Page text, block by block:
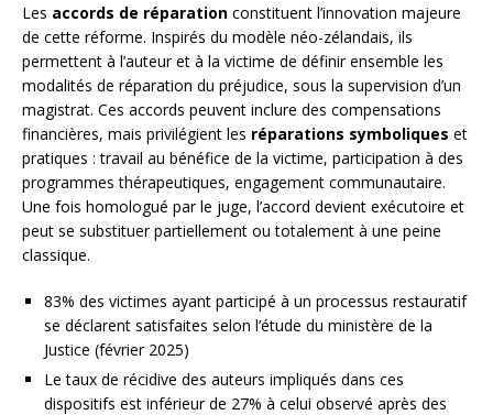
Les accords de réparation constituent l’innovation majeure
de cette réforme. Inspirés du modèle néo-zélandais, ils
permettent à l’auteur et à la victime de définir ensemble les
modalités de réparation du préjudice, sous la supervision d’un
magistrat. Ces accords peuvent inclure des compensations
financières, mais privilégient les réparations symboliques et
pratiques : travail au bénéfice de la victime, participation à des
programmes thérapeutiques, engagement communautaire.
Une fois homologué par le juge, l’accord devient exécutoire et
peut se substituer partiellement ou totalement à une peine
classique.
83% des victimes ayant participé à un processus restauratif
se déclarent satisfaites selon l’étude du ministère de la
Justice (février 2025)
Le taux de récidive des auteurs impliqués dans ces
dispositifs est inférieur de 27% à celui observé après des